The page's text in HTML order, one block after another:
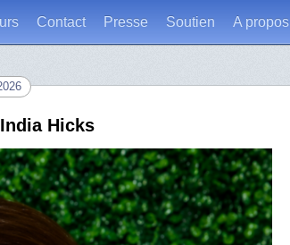
Contact Presse Soutien A propos
Hicks